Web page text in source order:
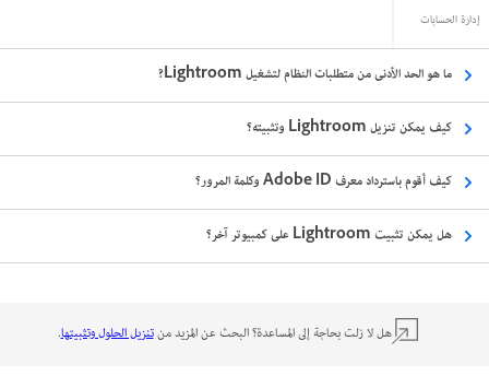
إدارة الحسابات
ما هو الحد الأدنى من متطلبات النظام لتشغيل Lightroom?
كيف يمكن تنزيل Lightroom وتثبيته؟
كيف أقوم باسترداد معرف Adobe ID وكلمة المرور؟
هل يمكن تثبيت Lightroom على كمبيوتر آخر؟
هل لا زلت بحاجة إلى المساعدة؟ البحث عن المزيد منتنزيل الحلول وتثبيتها.